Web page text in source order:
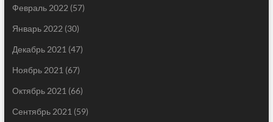
Февраль 2022 (57)
Январь 2022 (30)
Декабрь 2021 (47)
Ноябрь 2021 (67)
Октябрь 2021 (66)
Сентябрь 2021 (59)